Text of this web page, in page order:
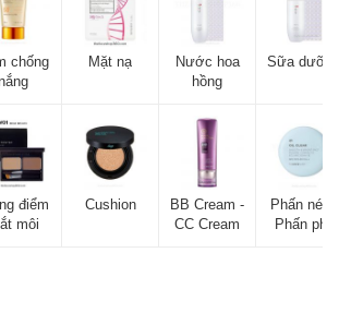
chống
nắng
Mặt nạ
Nước hoa
hồng
Sữa
điểm
môi
Cushion
BB Cream -
CC Cream
Phấn nén -
Phấn phủ